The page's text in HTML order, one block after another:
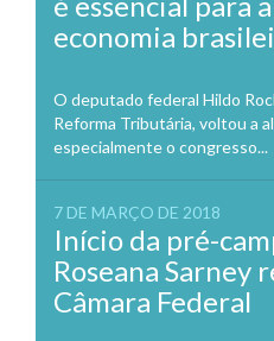
economia
O deputado federal Hildo
Reforma Tributária, voltou a
especialmente o congresso...
7 DE MARÇO DE 2018
Início da pré-
Roseana Sarney
Câmara Federal